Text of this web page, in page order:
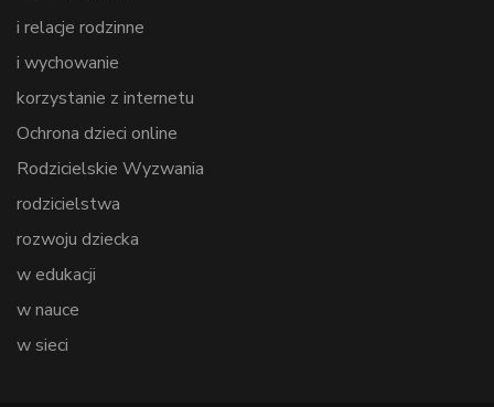
i relacje rodzinne
i wychowanie
korzystanie z internetu
Ochrona dzieci online
Rodzicielskie Wyzwania
rodzicielstwa
rozwoju dziecka
w edukacji
w nauce
w sieci